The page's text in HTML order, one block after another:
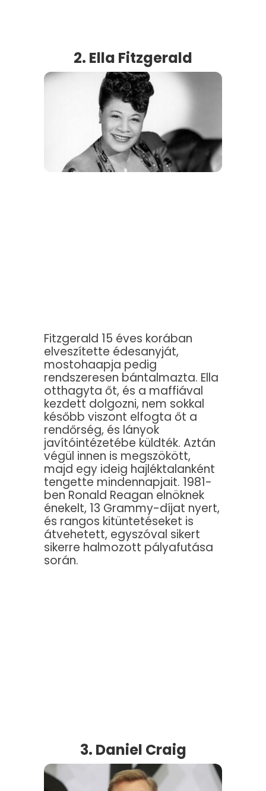
2. Ella Fitzgerald
Fitzgerald 15 éves korában
elveszítette édesanyját,
mostohaapja pedig
rendszeresen bántalmazta. Ella
otthagyta őt, és a maffiával
kezdett dolgozni, nem sokkal
később viszont elfogta őt a
rendőrség, és lányok
javítóintézetébe küldték. Aztán
végül innen is megszökött,
majd egy ideig hajléktalanként
tengette mindennapjait. 1981-
ben Ronald Reagan elnöknek
énekelt, 13 Grammy-díjat nyert,
és rangos kitüntetéseket is
átvehetett, egyszóval sikert
sikerre halmozott pályafutása
során.
3. Daniel Craig